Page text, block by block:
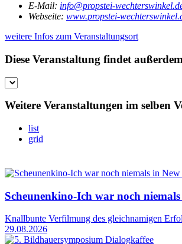
E-Mail: info@propstei-
Webseite: www.propstei-
weitere Infos zum Veranstaltungsort
Diese Veranstaltung findet
Weitere Veranstaltungen im selben
list
grid
Scheunenkino-Ich war noch
Knallbunte Verfilmung des gleichnamigen
29.08.2026